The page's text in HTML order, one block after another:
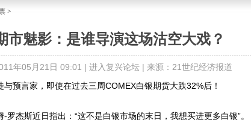
>
市魅影：是谁导演这场沽空大戏？
年05月21日 09:01 | 进入复兴论坛| 来源：21世纪经济报道
言家，即使在过去三周COMEX白银期货大跌32%后！
杰斯近日指出：“这不是白银市场的末日，我想买进更多白银”。